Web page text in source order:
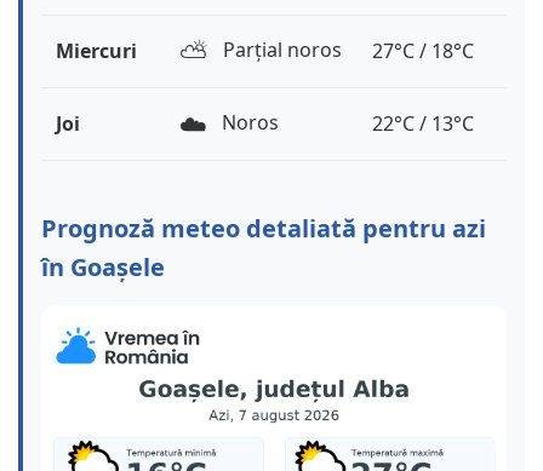
Miercuri ⛅️ Parțial noros 27°C / 18°C
Joi ☁️ Noros 22°C / 13°C
Prognoză meteo detaliată pentru azi
în Goașele